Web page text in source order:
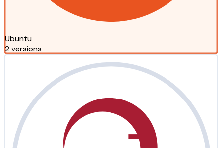
Ubuntu
2 versions